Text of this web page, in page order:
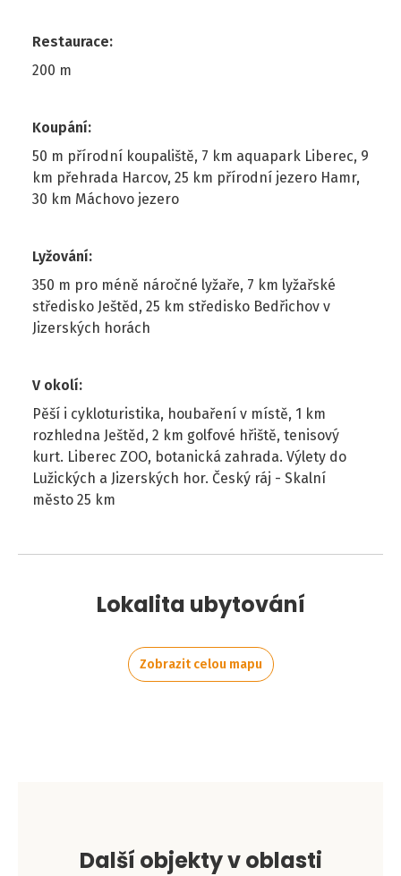
Restaurace:
200 m
Koupání:
50 m přírodní koupaliště, 7 km aquapark Liberec, 9
km přehrada Harcov, 25 km přírodní jezero Hamr,
30 km Máchovo jezero
Lyžování:
350 m pro méně náročné lyžaře, 7 km lyžařské
středisko Ještěd, 25 km středisko Bedřichov v
Jizerských horách
V okolí:
Pěší i cykloturistika, houbaření v místě, 1 km
rozhledna Ještěd, 2 km golfové hřiště, tenisový
kurt. Liberec ZOO, botanická zahrada. Výlety do
Lužických a Jizerských hor. Český ráj - Skalní
město 25 km
Lokalita ubytování
Zobrazit celou mapu
Další objekty v oblasti